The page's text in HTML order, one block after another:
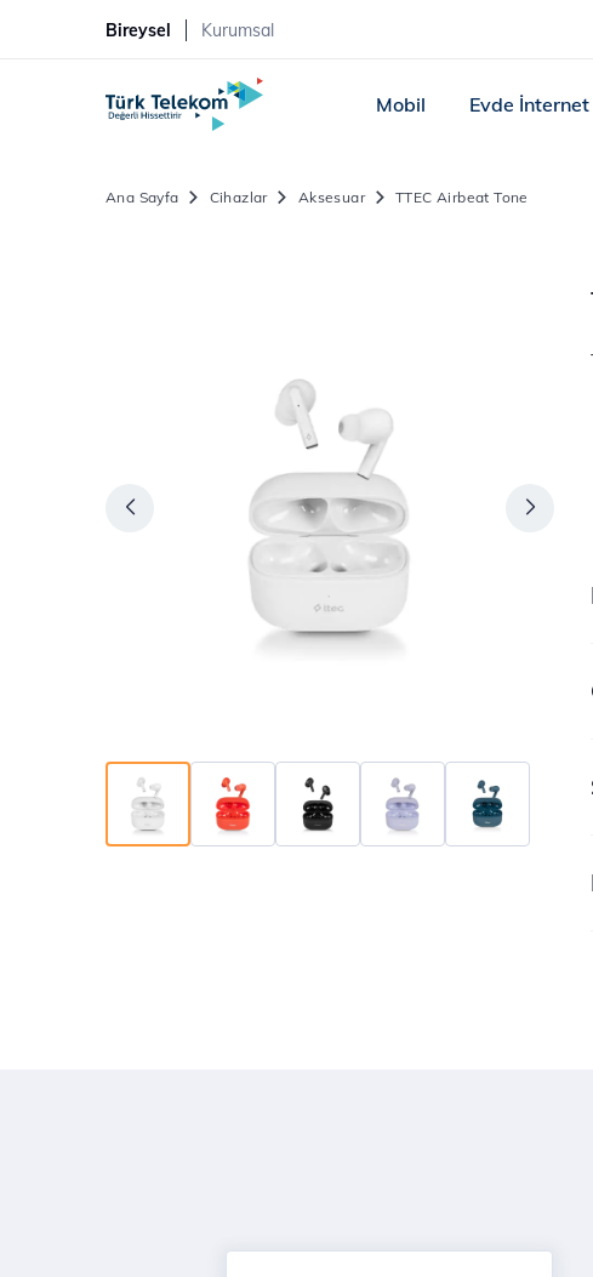
Bireysel Kurumsal
Mobil Evde İnternet
Ana Sayfa Cihazlar Aksesuar TTEC Airbeat Tone